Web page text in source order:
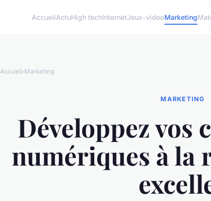
AccueilActuHigh techInternetJeux-videoMarketing
Accueil›Marketing
MARKETING
Développez vos
numériques à la